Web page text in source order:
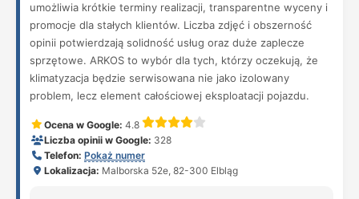
umożliwia krótkie terminy realizacji, transparentne wyceny i
promocje dla stałych klientów. Liczba zdjęć i obszerność
opinii potwierdzają solidność usług oraz duże zaplecze
sprzętowe. ARKOS to wybór dla tych, którzy oczekują, że
klimatyzacja będzie serwisowana nie jako izolowany
problem, lecz element całościowej eksploatacji pojazdu.
Ocena w Google: 4.8
Liczba opinii w Google: 328
Telefon: Pokaż numer
Lokalizacja: Malborska 52e, 82-300 Elbląg